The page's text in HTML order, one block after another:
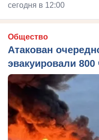
сегодня в 12:00
Общество
Атакован
эвакуировали 800